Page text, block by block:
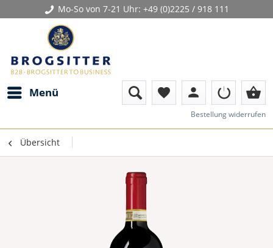
Mo-So von 7-21 Uhr: +49 (0)2225 / 918 111
Menü favorite person shopping_basket
Bestellung widerrufen
Übersicht